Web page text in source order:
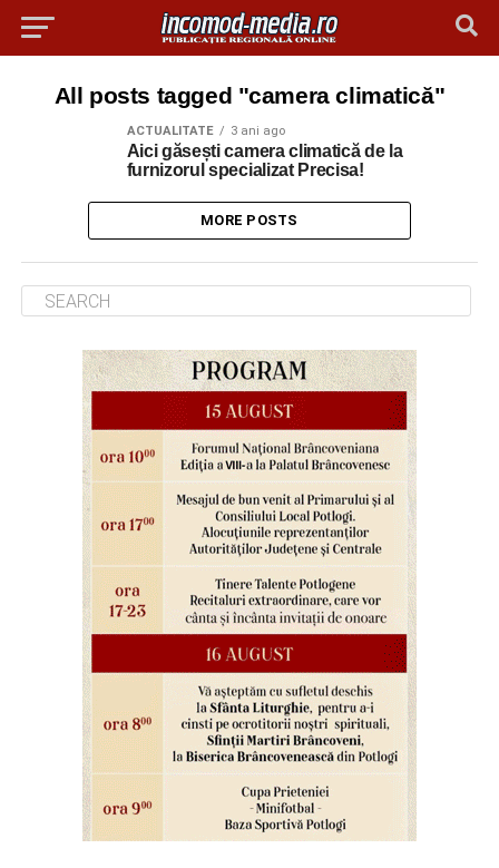
All posts tagged "camera climatică"
ACTUALITATE 3 ani ago
Aici găsești camera climatică de la
furnizorul specializat Precisa!
MORE POSTS